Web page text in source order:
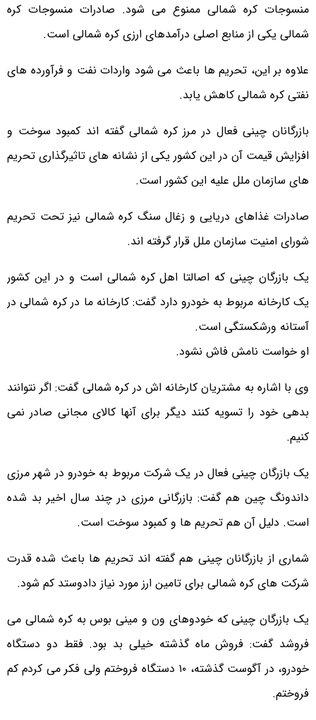
منسوجات کره شمالی ممنوع می شود. صادرات منسوجات کره
شمالی یکی از منابع اصلی درآمدهای ارزی کره شمالی است.
علاوه بر این، تحریم ها باعث می شود واردات نفت و فرآورده های
نفتی کره شمالی کاهش یابد.
بازرگانان چینی فعال در مرز کره شمالی گفته اند کمبود سوخت و
افزایش قیمت آن در این کشور یکی از نشانه های تاثیرگذاری تحریم
های سازمان ملل علیه این کشور است.
صادرات غذاهای دریایی و زغال سنگ کره شمالی نیز تحت تحریم
شورای امنیت سازمان ملل قرار گرفته اند.
یک بازرگان چینی که اصالتا اهل کره شمالی است و در این کشور
یک کارخانه مربوط به خودرو دارد گفت: کارخانه ما در کره شمالی در
آستانه ورشکستگی است.
او خواست نامش فاش نشود.
وی با اشاره به مشتریان کارخانه اش در کره شمالی گفت: اگر نتوانند
بدهی خود را تسویه کنند دیگر برای آنها کالای مجانی صادر نمی
کنیم.
یک بازرگان چینی فعال در یک شرکت مربوط به خودرو در شهر مرزی
داندونگ چین هم گفت: بازرگانی مرزی در چند سال اخیر بد شده
است. دلیل آن هم تحریم ها و کمبود سوخت است.
شماری از بازرگانان چینی هم گفته اند تحریم ها باعث شده قدرت
شرکت های کره شمالی برای تامین ارز مورد نیاز دادوستد کم شود.
یک بازرگان چینی که خودوهای ون و مینی بوس به کره شمالی می
فروشد گفت: فروش ماه گذشته خیلی بد بود. فقط دو دستگاه
خودرو، در آگوست گذشته، ۱۰ دستگاه فروختم ولی فکر می کردم کم
فروختم.